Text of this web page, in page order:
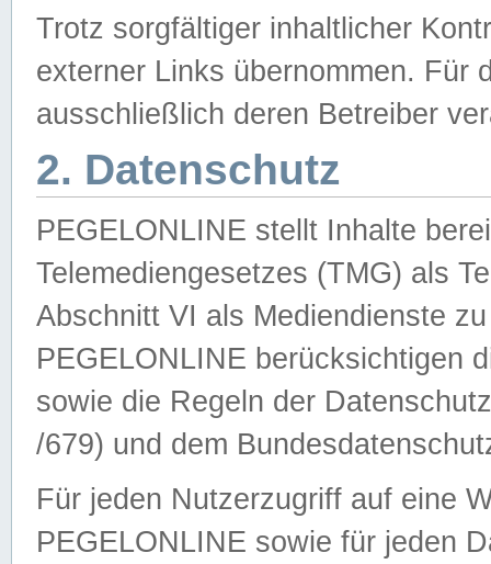
Trotz sorgfältiger inhaltlicher
externer Links übernommen. Für
ausschließlich deren Betreiber
2. Datenschutz
PEGELONLINE stellt Inhalte
Telemediengesetzes (TMG) als
Abschnitt VI als Mediendienste
PEGELONLINE berücksichtigen
sowie die Regeln der
/679) und dem
Für jeden Nutzerzugriff auf eine
PEGELONLINE sowie für jeden